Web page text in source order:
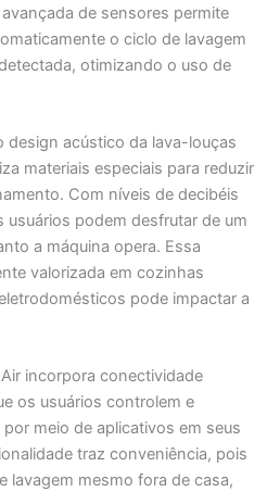
de sensores permite
o ciclo de lavagem
otimizando o uso de
design acústico da lava-louças
materiais especiais para reduzir
Com níveis de decibéis
usuários podem desfrutar de um
a máquina opera. Essa
valorizada em cozinhas
pode impactar a
incorpora conectividade
os usuários controlem e
meio de aplicativos em seus
traz conveniência, pois
lavagem mesmo fora de casa,